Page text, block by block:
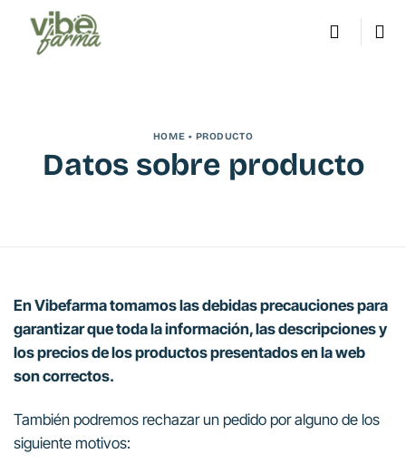
contenido
HOME • PRODUCTO
Datos sobre producto
En Vibefarma tomamos las debidas precauciones para
garantizar que toda la información, las descripciones y
los precios de los productos presentados en la web
son correctos.
También podremos rechazar un pedido por alguno de los
siguiente motivos: